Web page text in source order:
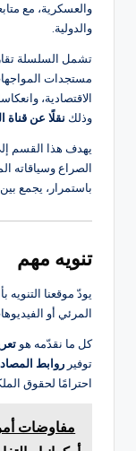
والعسكرية، مع
والدولية.
تشمل السلسلة
مستجدات
الاقتصادية،
وذلك نقلًا عن قناة
يهدف هذا القسم
الصراع وسياقاته
باستمرار، يجمع
تنويه مهم
يودّ موقعنا التنويه
المرئي أو
كل ما نقدّمه هو
توفير روابط
احترامًا لحقوق
مفاوضات